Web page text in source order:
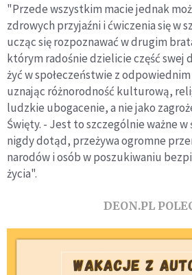
"Przede wszystkim macie jednak
zdrowych przyjaźni i ćwiczenia się w
ucząc się rozpoznawać w drugim
którym radośnie dzielicie część swej
żyć w społeczeństwie z
uznając różnorodność kulturową,
ludzkie ubogacenie, a nie jako
Święty. - Jest to szczególnie ważne
nigdy dotąd, przeżywa ogromne
narodów i osób w poszukiwaniu
życia".
DEON.PL